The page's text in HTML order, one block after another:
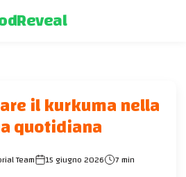
il kurkuma nella
quotidiana
Team 15 giugno 2026 7 min